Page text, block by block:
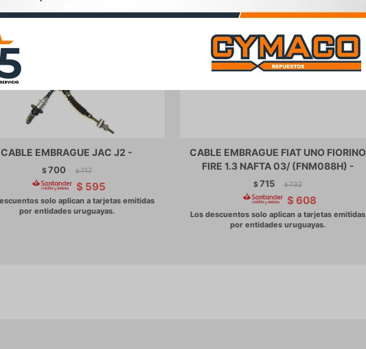
CABLE EMBRAGUE JAC J2 -
$700 $ 717
$ 595
CABLE EMBRAGUE FIAT UNO FIORINO
FIRE 1.3 NAFTA 03/ (FNM088H) -
$715 $ 732
$ 608